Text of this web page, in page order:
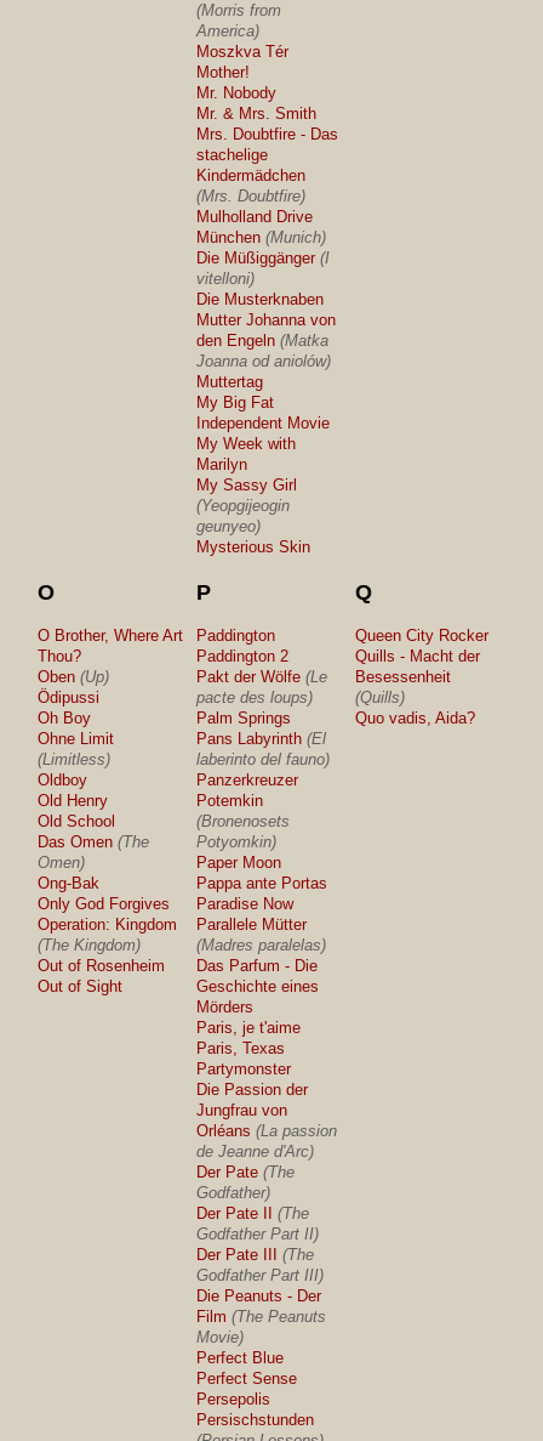
(Morris from
America)
Moszkva Tér
Mother!
Mr. Nobody
Mr. & Mrs. Smith
Mrs. Doubtfire - Das
stachelige
Kindermädchen
(Mrs. Doubtfire)
Mulholland Drive
München (Munich)
Die Müßiggänger (I
vitelloni)
Die Musterknaben
Mutter Johanna von
den Engeln (Matka
Joanna od aniolów)
Muttertag
My Big Fat
Independent Movie
My Week with
Marilyn
My Sassy Girl
(Yeopgijeogin
geunyeo)
Mysterious Skin
O
O Brother, Where Art
Thou?
Oben (Up)
Ödipussi
Oh Boy
Ohne Limit
(Limitless)
Oldboy
Old Henry
Old School
Das Omen (The
Omen)
Ong-Bak
Only God Forgives
Operation: Kingdom
(The Kingdom)
Out of Rosenheim
Out of Sight
P
Paddington
Paddington 2
Pakt der Wölfe (Le
pacte des loups)
Palm Springs
Pans Labyrinth (El
laberinto del fauno)
Panzerkreuzer
Potemkin
(Bronenosets
Potyomkin)
Paper Moon
Pappa ante Portas
Paradise Now
Parallele Mütter
(Madres paralelas)
Das Parfum - Die
Geschichte eines
Mörders
Paris, je t'aime
Paris, Texas
Partymonster
Die Passion der
Jungfrau von
Orléans (La passion
de Jeanne d'Arc)
Der Pate (The
Godfather)
Der Pate II
(The
Godfather Part II)
Der Pate III
(The
Godfather Part III)
Die Peanuts - Der
Film (The Peanuts
Movie)
Perfect Blue
Perfect Sense
Persepolis
Persischstunden
Q
Queen City Rocker
Quills - Macht der
Besessenheit
(Quills)
Quo vadis, Aida?